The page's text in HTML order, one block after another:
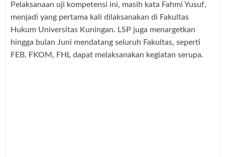
Pelaksanaan uji kompetensi ini, masih kata Fahmi Yusuf,
menjadi yang pertama kali dilaksanakan di Fakultas
Hukum Universitas Kuningan. LSP juga menargetkan
hingga bulan Juni mendatang seluruh Fakultas, seperti
FEB, FKOM, FHL dapat melaksanakan kegiatan serupa.